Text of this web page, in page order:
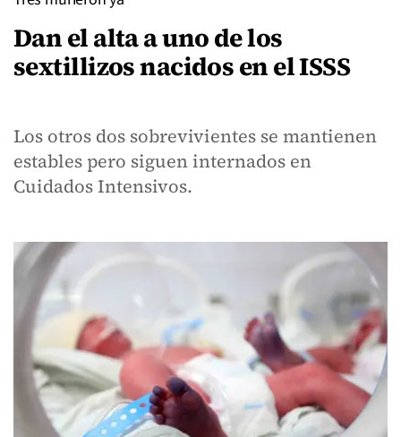
Dan el alta a uno de los
sextillizos nacidos en el ISSS
Los otros dos sobrevivientes se mantienen
estables pero siguen internados en
Cuidados Intensivos.